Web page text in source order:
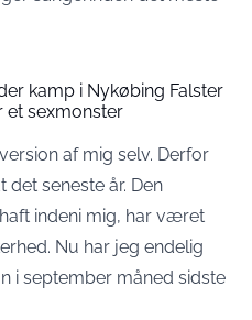
kamp i Nykøbing Falster
et sexmonster
af mig selv. Derfor
seneste år. Den
indeni mig, har været
Nu har jeg endelig
i september måned sidste